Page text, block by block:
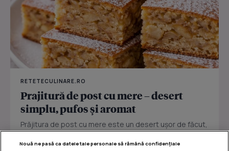
RETETECULINARE.RO
Prajitură de post cu mere – desert
simplu, pufos și aromat
Prăjitura de post cu mere este un desert ușor de făcut,
sau...
Nouă ne pasă ca datele tale personale să rămână confidențiale